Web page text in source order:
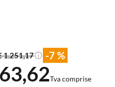
1.251,17 -7 %
Tva comprise